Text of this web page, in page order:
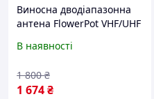
Виносна дводіапазонна
антена FlowerPot VHF/UHF
з кабелем 5м
В наявності
1 674₴
1 800 ₴